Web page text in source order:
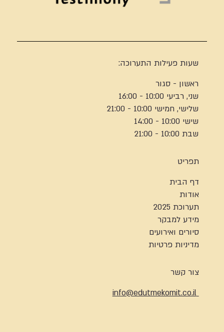
שעות פעילות התערוכה:
ראשון - סגור
שני, רביעי 10:00 - 16:00
שלישי, חמישי 10:00 - 21:00
שישי 10:00 - 14:00
שבת 10:00 - 21:00
תפריט
דף הבית
אודות
תערוכת 2025
מידע למבקר
סיורים ואירועים
מדיניות פרטיות
צור קשר
info@edutmekomit.co.il